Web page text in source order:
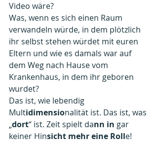
Video wäre?
Was, wenn es sich einen Raum
verwandeln würde, in dem plötzlich
ihr selbst stehen würdet mit euren
Eltern und wie es damals war auf
dem Weg nach Hause vom
Krankenhaus, in dem ihr geboren
wurdet?
Das ist, wie lebendig
Multidimensionalität ist. Das ist, was
„dort“ ist. Zeit spielt dann in gar
keiner Hinsicht mehr eine Rolle!